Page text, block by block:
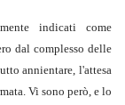
indicati come
dal complesso delle
annientare, l'attesa
Vi sono però, e lo